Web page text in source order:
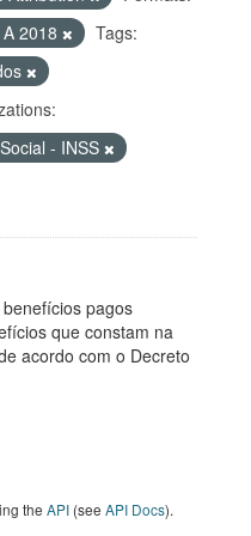
2018
Tags:
- INSS
pagos
que constam na
acordo com o Decreto
the API (see API Docs).